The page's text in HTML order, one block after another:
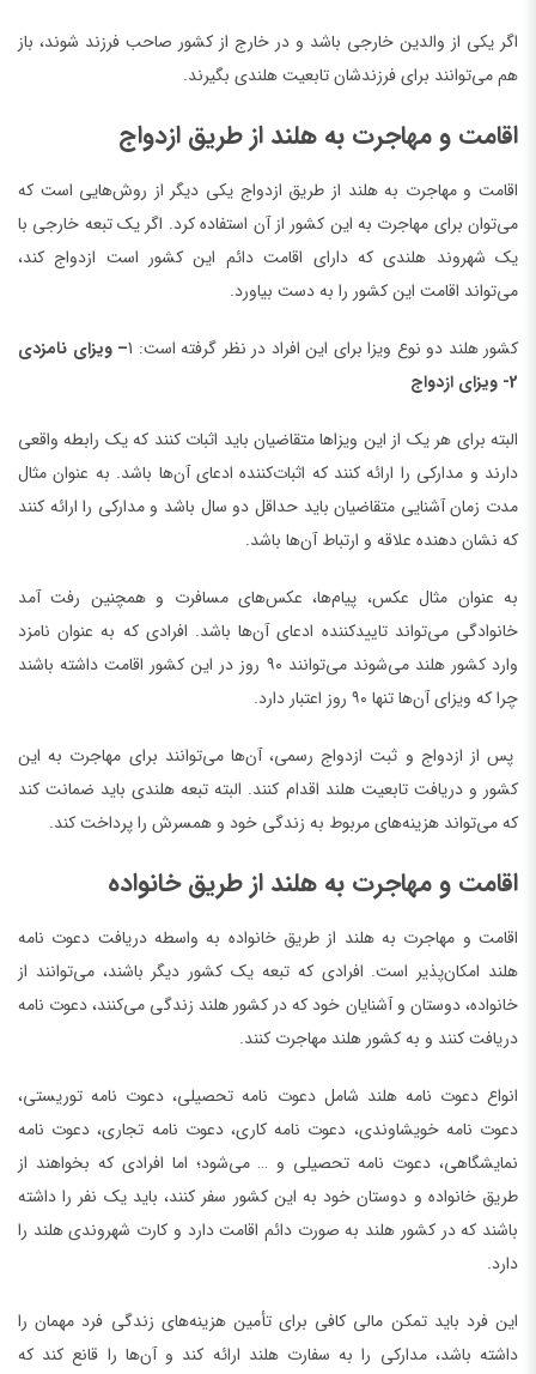
اگر یکی از والدین خارجی باشد و در خارج از کشور صاحب فرزند شوند، باز
هم می‌توانند برای فرزندشان تابعیت هلندی بگیرند.
اقامت و مهاجرت به هلند از طریق ازدواج
اقامت و مهاجرت به هلند از طریق ازدواج یکی دیگر از روش‌هایی است که
می‌توان برای مهاجرت به این کشور از آن استفاده کرد. اگر یک تبعه خارجی با
یک شهروند هلندی که دارای اقامت دائم این کشور است ازدواج کند،
می‌تواند اقامت این کشور را به دست بیاورد.
کشور هلند دو نوع ویزا برای این افراد در نظر گرفته است: 1 – ویزای نامزدی
2- ویزای ازدواج
البته برای هر یک از این ویزاها متقاضیان باید اثبات کنند که یک رابطه واقعی
دارند و مدارکی را ارائه کنند که اثبات‌کننده ادعای آن‌ها باشد. به عنوان مثال
مدت زمان آشنایی متقاضیان باید حداقل دو سال باشد و مدارکی را ارائه کنند
که نشان دهنده علاقه و ارتباط آن‌ها باشد.
به عنوان مثال عکس، پیام‌ها، عکس‌های مسافرت و همچنین رفت آمد
خانوادگی می‌تواند تاییدکننده ادعای آن‌ها باشد. افرادی که به عنوان نامزد
وارد کشور هلند می‌شوند می‌توانند ۹۰ روز در این کشور اقامت داشته باشند
چرا که ویزای آن‌ها تنها ۹۰ روز اعتبار دارد.
پس از ازدواج و ثبت ازدواج رسمی، آن‌ها می‌توانند برای مهاجرت به این
کشور و دریافت تابعیت هلند اقدام کنند. البته تبعه هلندی باید ضمانت کند
که می‌تواند هزینه‌های مربوط به زندگی خود و همسرش را پرداخت کند.
اقامت و مهاجرت به هلند از طریق خانواده
اقامت و مهاجرت به هلند از طریق خانواده به واسطه دریافت دعوت نامه
هلند امکان‌پذیر است. افرادی که تبعه یک کشور دیگر باشند، می‌توانند از
خانواده، دوستان و آشنایان خود که در کشور هلند زندگی می‌کنند، دعوت نامه
دریافت کنند و به کشور هلند مهاجرت کنند.
انواع دعوت نامه هلند شامل دعوت نامه تحصیلی، دعوت نامه توریستی،
دعوت نامه خویشاوندی، دعوت نامه کاری، دعوت نامه تجاری، دعوت نامه
نمایشگاهی، دعوت نامه تحصیلی و … می‌شود؛ اما افرادی که بخواهند از
طریق خانواده و دوستان خود به این کشور سفر کنند، باید یک نفر را داشته
باشند که در کشور هلند به صورت دائم اقامت دارد و کارت شهروندی هلند را
دارد.
این فرد باید تمکن مالی کافی برای تأمین هزینه‌های زندگی فرد مهمان را
داشته باشد، مدارکی را به سفارت هلند ارائه کند و آن‌ها را قانع کند که